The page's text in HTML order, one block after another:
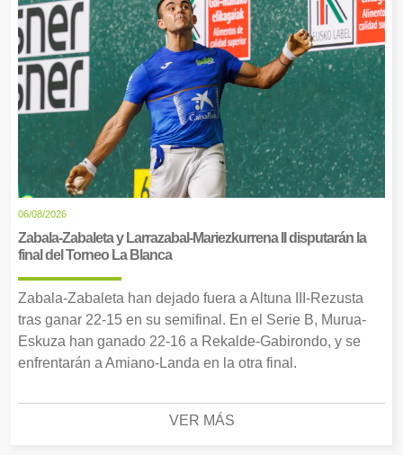
06/08/2026
Zabala-Zabaleta y Larrazabal-Mariezkurrena II disputarán la
final del Torneo La Blanca
Zabala-Zabaleta han dejado fuera a Altuna III-Rezusta
tras ganar 22-15 en su semifinal. En el Serie B, Murua-
Eskuza han ganado 22-16 a Rekalde-Gabirondo, y se
enfrentarán a Amiano-Landa en la otra final.
VER MÁS